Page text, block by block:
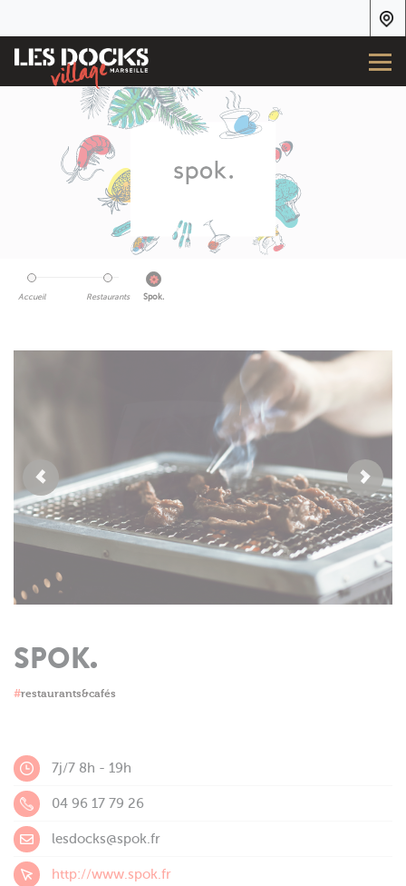
Accueil Restaurants Spok.
SPOK.
#restaurants&cafés
7j/7 8h - 19h
04 96 17 79 26
lesdocks@spok.fr
http://www.spok.fr